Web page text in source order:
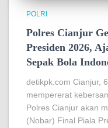
POLRI
Polres Cianjur
Presiden 2026,
Sepak Bola
detikpk.com Cianjur,
mempererat
Polres Cianjur akan
(Nobar) Final Piala